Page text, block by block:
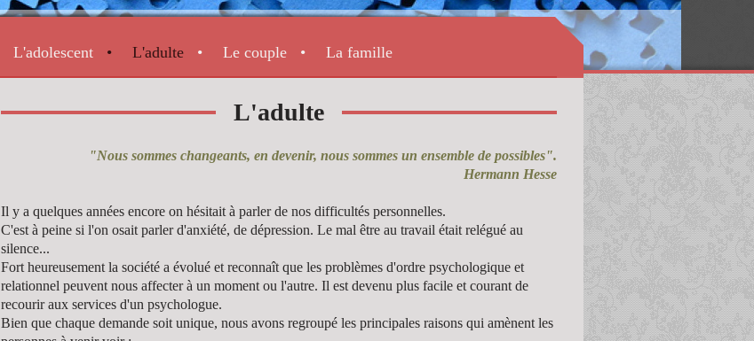
L'adolescent L'adulte Le couple La famille
L'adulte
"Nous sommes changeants, en devenir, nous sommes un ensemble de possibles".
Hermann Hesse
Il y a quelques années encore on hésitait à parler de nos difficultés personnelles.
C'est à peine si l'on osait parler d'anxiété, de dépression. Le mal être au travail était relégué au
silence...
Fort heureusement la société a évolué et reconnaît que les problèmes d'ordre psychologique et
relationnel peuvent nous affecter à un moment ou l'autre. Il est devenu plus facile et courant de
recourir aux services d'un psychologue.
Bien que chaque demande soit unique, nous avons regroupé les principales raisons qui amènent les